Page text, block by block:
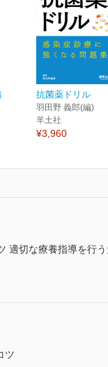
抗菌薬ドリル
羽田野 義郎(編)
羊土社
¥3,960
適切な療養指導を行
ツ